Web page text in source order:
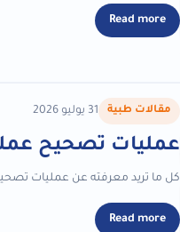
Read more
مقالات طبية 31 يوليو 2026
عمليات تصحيح
كل ما تريد معرفته عن عمليات
Read more